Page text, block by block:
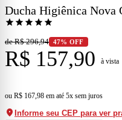
Ducha Higiênica Nova
star star star star star
de R$ 296,94 47% OFF
R$ 157,90 à vista
ou R$ 167,98 em até 5x sem juros
location_on Informe seu CEP para ver